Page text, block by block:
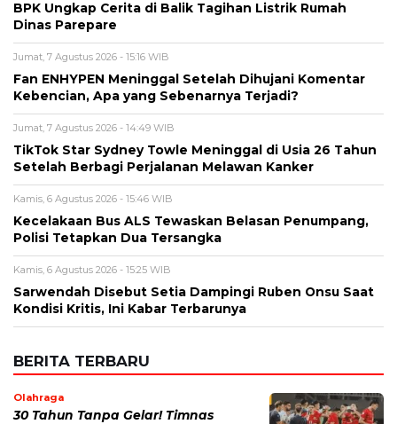
BPK Ungkap Cerita di Balik Tagihan Listrik Rumah
Dinas Parepare
Jumat, 7 Agustus 2026 - 15:16 WIB
Fan ENHYPEN Meninggal Setelah Dihujani Komentar
Kebencian, Apa yang Sebenarnya Terjadi?
Jumat, 7 Agustus 2026 - 14:49 WIB
TikTok Star Sydney Towle Meninggal di Usia 26 Tahun
Setelah Berbagi Perjalanan Melawan Kanker
Kamis, 6 Agustus 2026 - 15:46 WIB
Kecelakaan Bus ALS Tewaskan Belasan Penumpang,
Polisi Tetapkan Dua Tersangka
Kamis, 6 Agustus 2026 - 15:25 WIB
Sarwendah Disebut Setia Dampingi Ruben Onsu Saat
Kondisi Kritis, Ini Kabar Terbarunya
BERITA TERBARU
Olahraga
30 Tahun Tanpa Gelar! Timnas